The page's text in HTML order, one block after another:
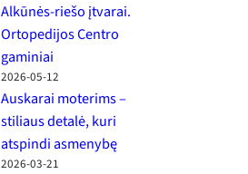
Alkūnės-riešo įtvarai.
Ortopedijos Centro
gaminiai
2026-05-12
Auskarai moterims –
stiliaus detalė, kuri
atspindi asmenybę
2026-03-21